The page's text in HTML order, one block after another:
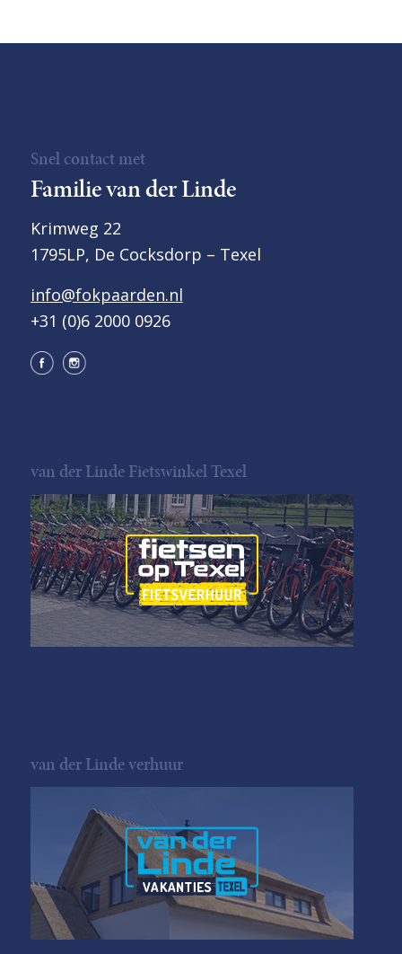
Snel contact met
Familie van der Linde
Krimweg 22
1795LP, De Cocksdorp – Texel
info@fokpaarden.nl
+31 (0)6 2000 0926
van der Linde Fietswinkel Texel
van der Linde verhuur